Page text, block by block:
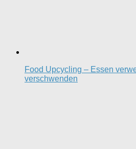
Food Upcycling – Essen
verschwenden